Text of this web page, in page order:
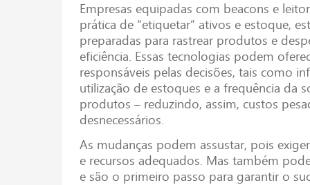
Empresas equipadas com beacons e
prática de “etiquetar” ativos e estoque,
preparadas para rastrear produtos e
eficiência. Essas tecnologias podem
responsáveis pelas decisões, tais como
utilização de estoques e a frequência da
produtos – reduzindo, assim, custos
desnecessários.
As mudanças podem assustar, pois
e recursos adequados. Mas também
e são o primeiro passo para garantir o